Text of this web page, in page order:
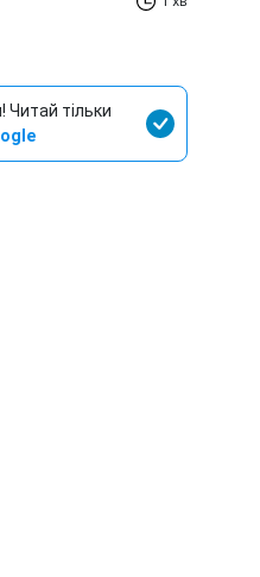
Читай тільки